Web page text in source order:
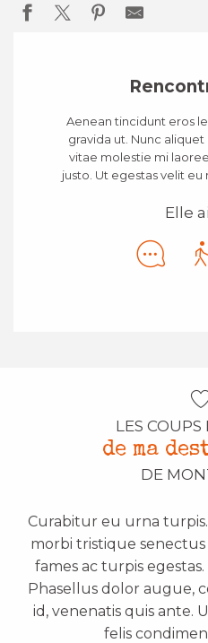
Aenean tincidunt eros
gravida ut. Nunc
vitae molestie mi
justo. Ut egestas velit
Elle
LES COUPS
de ma
DE
Curabitur eu urna
morbi tristique
fames ac turpis
Phasellus dolor augue,
id, venenatis quis ante.
felis